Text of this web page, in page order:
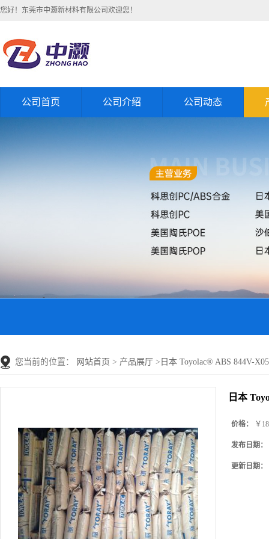
您好！东莞市中灏新材料有限公司欢迎您！
公司首页 公司介绍 公司动态
您当前的位置： 网站首页 > 产品展厅 > 日本 Toyolac® ABS 844V-
日本
价格： ￥
发布日期：
更新日期：